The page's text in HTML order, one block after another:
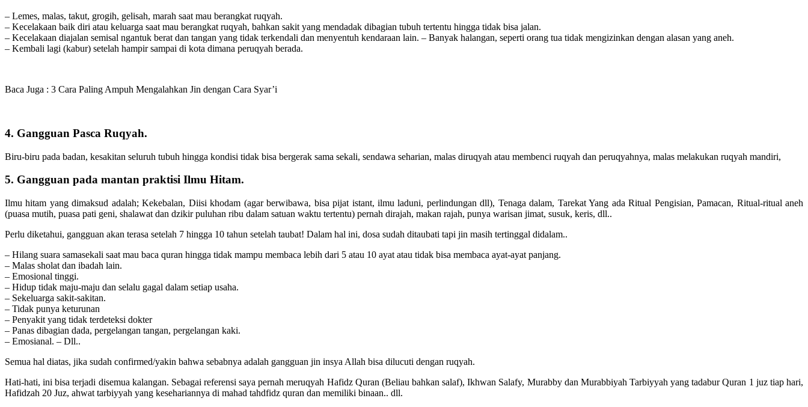
– Lemes, malas, takut, grogih, gelisah, marah saat mau berangkat ruqyah.
– Kecelakaan baik diri atau keluarga saat mau berangkat ruqyah, bahkan sakit yang mendadak dibagian tubuh tertentu hingga tidak bisa jalan.
– Kecelakaan diajalan semisal ngantuk berat dan tangan yang tidak terkendali dan menyentuh kendaraan lain. – Banyak halangan, seperti orang tua tidak mengizinkan dengan alasan yang aneh.
– Kembali lagi (kabur) setelah hampir sampai di kota dimana peruqyah berada.
Baca Juga : 3 Cara Paling Ampuh Mengalahkan Jin dengan Cara Syar’i
4. Gangguan Pasca Ruqyah.
Biru-biru pada badan, kesakitan seluruh tubuh hingga kondisi tidak bisa bergerak sama sekali, sendawa seharian, malas diruqyah atau membenci ruqyah dan peruqyahnya, malas melakukan ruqyah mandiri,
5. Gangguan pada mantan praktisi Ilmu Hitam.
Ilmu hitam yang dimaksud adalah; Kekebalan, Diisi khodam (agar berwibawa, bisa pijat istant, ilmu laduni, perlindungan dll), Tenaga dalam, Tarekat Yang ada Ritual Pengisian, Pamacan, Ritual-ritual aneh
(puasa mutih, puasa pati geni, shalawat dan dzikir puluhan ribu dalam satuan waktu tertentu) pernah dirajah, makan rajah, punya warisan jimat, susuk, keris, dll..
Perlu diketahui, gangguan akan terasa setelah 7 hingga 10 tahun setelah taubat! Dalam hal ini, dosa sudah ditaubati tapi jin masih tertinggal didalam..
– Hilang suara samasekali saat mau baca quran hingga tidak mampu membaca lebih dari 5 atau 10 ayat atau tidak bisa membaca ayat-ayat panjang.
– Malas sholat dan ibadah lain.
– Emosional tinggi.
– Hidup tidak maju-maju dan selalu gagal dalam setiap usaha.
– Sekeluarga sakit-sakitan.
– Tidak punya keturunan
– Penyakit yang tidak terdeteksi dokter
– Panas dibagian dada, pergelangan tangan, pergelangan kaki.
– Emosianal. – Dll..
Semua hal diatas, jika sudah confirmed/yakin bahwa sebabnya adalah gangguan jin insya Allah bisa dilucuti dengan ruqyah.
Hati-hati, ini bisa terjadi disemua kalangan. Sebagai referensi saya pernah meruqyah Hafidz Quran (Beliau bahkan salaf), Ikhwan Salafy, Murabby dan Murabbiyah Tarbiyyah yang tadabur Quran 1 juz tiap hari,
Hafidzah 20 Juz, ahwat tarbiyyah yang kesehariannya di mahad tahdfidz quran dan memiliki binaan.. dll.